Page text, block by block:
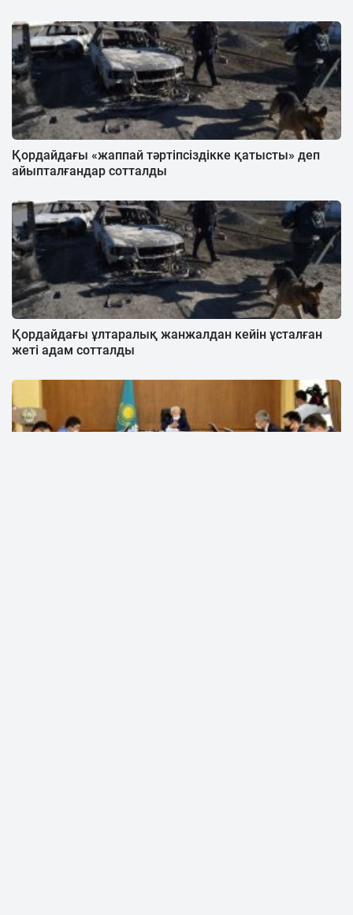
Қордайдағы «жаппай тәртіпсіздікке қатысты» деп
айыпталғандар сотталды
Қордайдағы ұлтаралық жанжалдан кейін ұсталған
жеті адам сотталды